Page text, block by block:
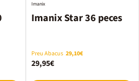
Imanix Star 36 peces
Imanix
Preu Abacus 29,10€
29,95€